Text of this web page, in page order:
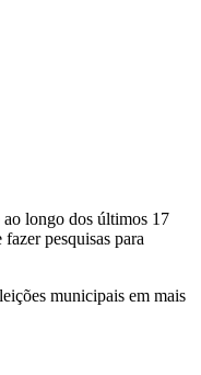
longo dos últimos 17
pesquisas para
municipais em mais